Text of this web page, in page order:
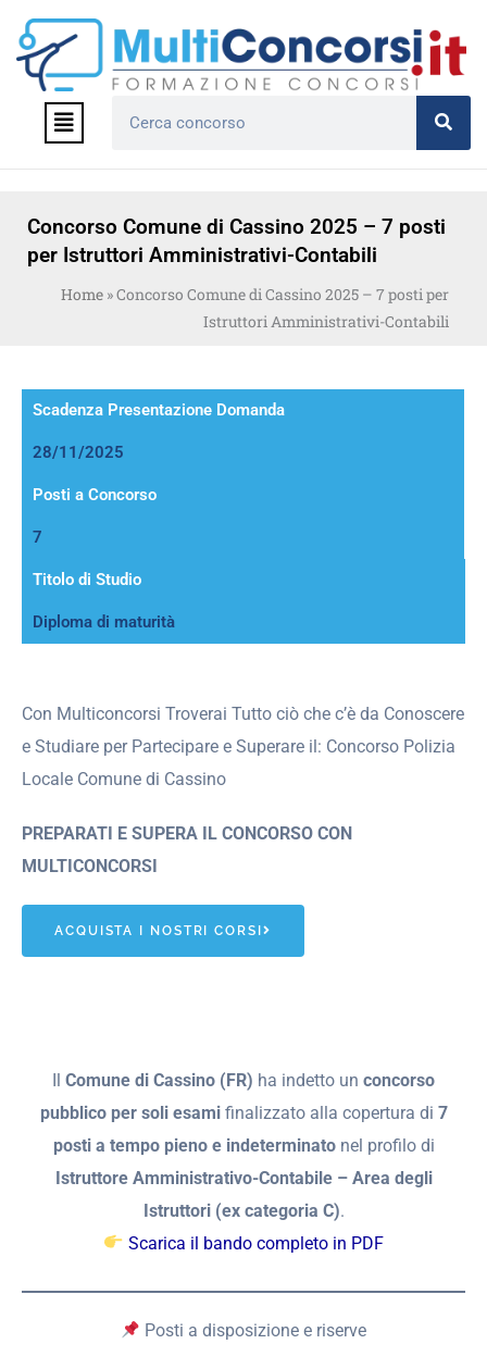
contenuto
Menu
Concorso Comune di Cassino 2025 – 7 posti
per Istruttori Amministrativi-Contabili
Home »Concorso Comune di Cassino 2025 – 7 posti per
Istruttori Amministrativi-Contabili
Scadenza Presentazione Domanda
28/11/2025
Posti a Concorso
7
Titolo di Studio
Diploma di maturità
Con Multiconcorsi Troverai Tutto ciò che c’è da Conoscere
e Studiare per Partecipare e Superare il: Concorso Polizia
Locale Comune di Cassino
PREPARATI E SUPERA IL CONCORSO CON
MULTICONCORSI
ACQUISTA I NOSTRI CORSI
Il Comune di Cassino (FR) ha indetto un concorso
pubblico per soli esamifinalizzato alla copertura di 7
posti a tempo pieno e indeterminatonel profilo di
Istruttore Amministrativo-Contabile – Area degli
Istruttori (ex categoria C).
Scarica il bando completo in PDF
Posti a disposizione e riserve